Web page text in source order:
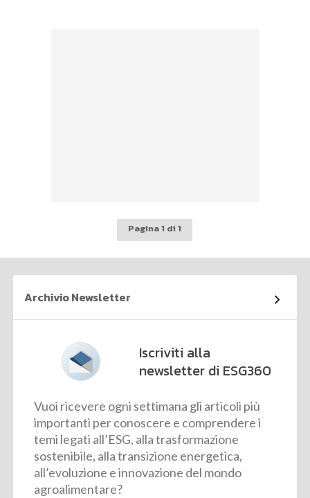
Pagina 1 di 1
Archivio Newsletter
Iscriviti alla
newsletter di ESG360
Vuoi ricevere ogni settimana gli articoli più
importanti per conoscere e comprendere i
temi legati all’ESG, alla trasformazione
sostenibile, alla transizione energetica,
all’evoluzione e innovazione del mondo
agroalimentare?